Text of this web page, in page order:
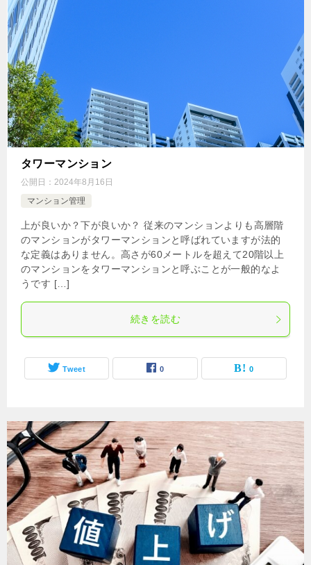
タワーマンション
公開日： 2024年8月16日
マンション管理
上が良いか？下が良いか？ 従来のマンションよりも高層階
のマンションがタワーマンションと呼ばれていますが法的
な定義はありません。高さが60メートルを超えて20階以上
のマンションをタワーマンションと呼ぶことが一般的なよ
うです […]
続きを読む
Tweet 0 0